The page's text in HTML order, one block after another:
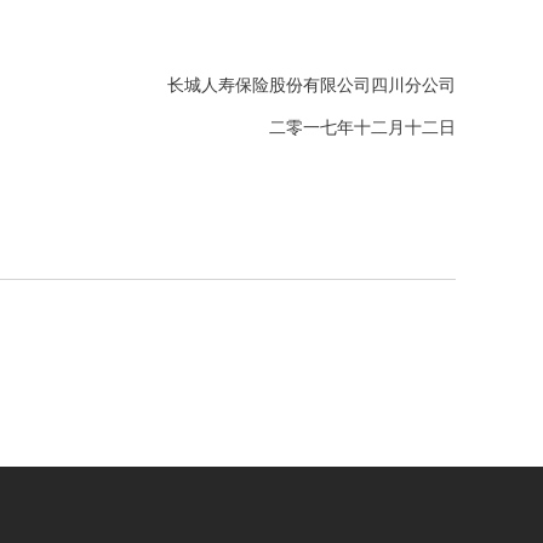
长城人寿保险股份有限公司四川分公司
二零一七年十二月十二日